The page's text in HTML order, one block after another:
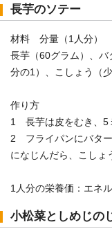
長芋のソテー
材料 分量（1人分）
長芋（60グラム）、
分の1）、こしょう（
作り方
1 長芋は皮をむき、5
2 フライパンにバター
になじんだら、こしょ
1人分の栄養価：エネ
小松菜としめじの